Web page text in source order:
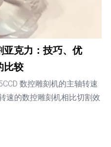
亚克力：技巧、优
比较
数控雕刻机的主轴转速
速的数控雕刻机相比切割效